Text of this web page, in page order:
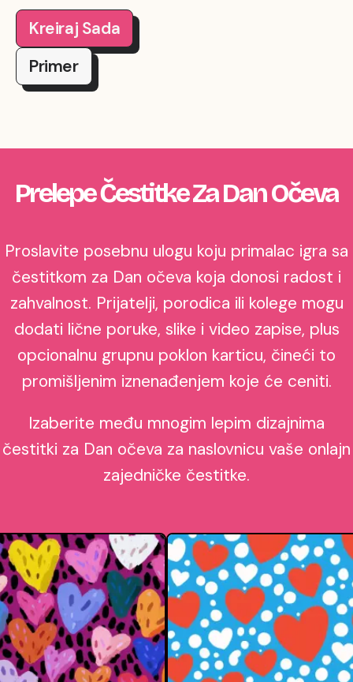
Kreiraj Sada
Primer
Prelepe Čestitke Za Dan Očeva
Proslavite posebnu ulogu koju primalac igra sa
čestitkom za Dan očeva koja donosi radost i
zahvalnost. Prijatelji, porodica ili kolege mogu
dodati lične poruke, slike i video zapise, plus
opcionalnu grupnu poklon karticu, čineći to
promišljenim iznenađenjem koje će ceniti.
Izaberite među mnogim lepim dizajnima
čestitki za Dan očeva za naslovnicu vaše onlajn
zajedničke čestitke.